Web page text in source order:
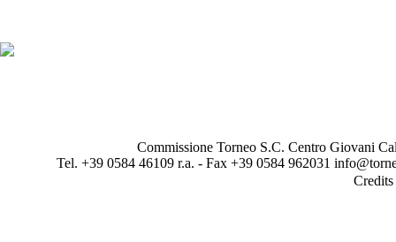
Commissione Torneo S.C. Centro Giovani
Tel. +39 0584 46109 r.a. - Fax +39 0584 962031
Credits